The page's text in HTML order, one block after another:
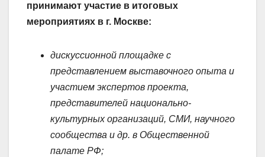
принимают участие в итоговых
мероприятиях в г. Москве:
дискуссионной площадке с
представлением выставочного опыта и
участием экспертов проекта,
представителей национально-
культурных организаций, СМИ, научного
сообщества и др. в Общественной
палате РФ;